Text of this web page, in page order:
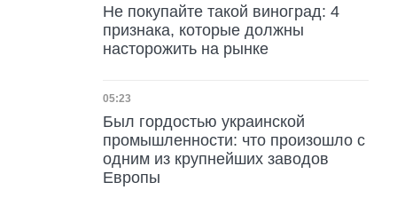
Не покупайте такой виноград: 4
признака, которые должны
насторожить на рынке
Дата публикации
05:23
Был гордостью украинской
промышленности: что произошло с
одним из крупнейших заводов
Европы